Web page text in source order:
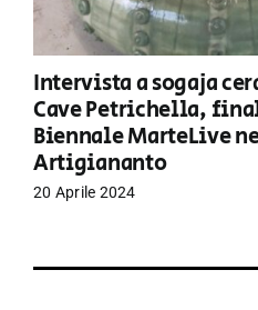
Intervista a sogaja
Cave Petrichella,
Biennale MarteLive
Artigiananto
20 Aprile 2024